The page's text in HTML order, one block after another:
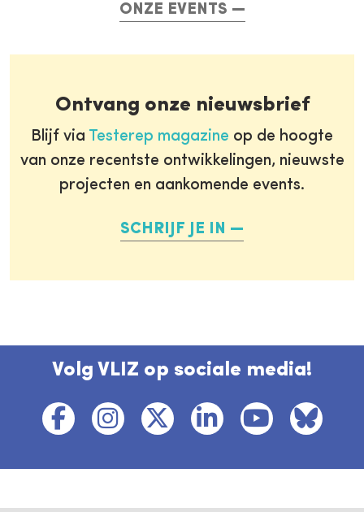
ONZE EVENTS
Ontvang onze nieuwsbrief
Blijf via Testerep magazine op de hoogte
van onze recentste ontwikkelingen, nieuwste
projecten en aankomende events.
SCHRIJF JE IN
Volg VLIZ op sociale media!